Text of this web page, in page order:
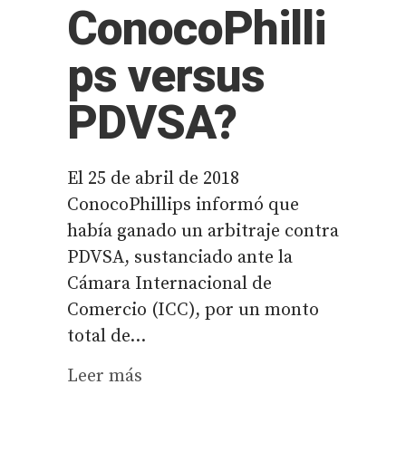
ConocoPhilli
ps versus
PDVSA?
El 25 de abril de 2018
ConocoPhillips informó que
había ganado un arbitraje contra
PDVSA, sustanciado ante la
Cámara Internacional de
Comercio (ICC), por un monto
total de...
Leer más